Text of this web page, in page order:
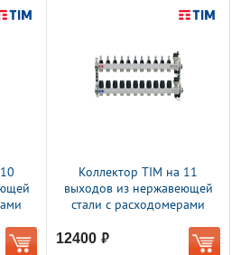
Коллектор TIM на 11
выходов из нержавеющей
стали с расходомерами
12400 руб.